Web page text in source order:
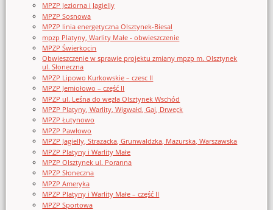
MPZP Jeziorna i Jagielly
MPZP Sosnowa
MPZP linia energetyczna Olsztynek-Biesal
mpzp Platyny, Warlity Małe - obwieszczenie
MPZP Świerkocin
Obwieszczenie w sprawie projektu zmiany mpzp m. Olsztynek
ul. Słoneczna
MPZP Lipowo Kurkowskie – czesc II
MPZP Jemiołowo – część II
MPZP ul. Leśna do węzła Olsztynek Wschód
MPZP Platyny, Warlity, Wigwałd, Gaj, Drwęck
MPZP Łutynowo
MPZP Pawłowo
MPZP Jagielly, Strazacka, Grunwaldzka, Mazurska, Warszawska
MPZP Platyny i Warlity Małe
MPZP Olsztynek ul. Poranna
MPZP Słoneczna
MPZP Ameryka
MPZP Platyny i Warlity Małe – część II
MPZP Sportowa